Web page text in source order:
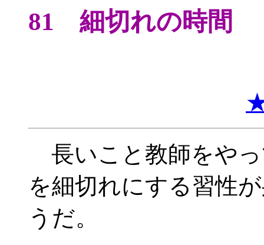
81 細切れの時間
長いこと教師をや
を細切れにする習性
うだ。